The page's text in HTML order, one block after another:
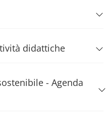
didattiche
- Agenda